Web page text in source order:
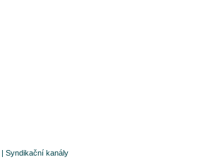
| Syndikační kanály